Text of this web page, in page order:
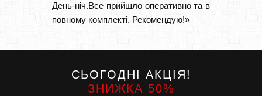
День-ніч.Все прийшло оперативно та в
повному комплекті. Рекомендую!»
СЬОГОДНІ АКЦІЯ!
ЗНИЖКА 50%